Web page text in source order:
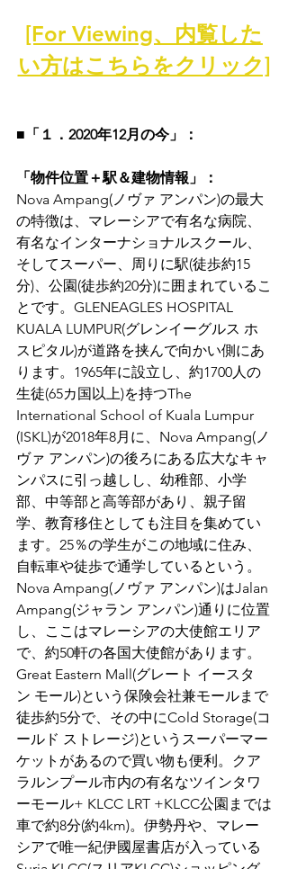
[For Viewing、内覧した
い方はこちらをクリック]
■「１．2020年12月の今」：
「物件位置＋駅＆建物情報」：
Nova Ampang(ノヴァ アンパン)の最大
の特徴は、マレーシアで有名な病院、
有名なインターナショナルスクール、
そしてスーパー、周りに駅(徒歩約15
分)、公園(徒歩約20分)に囲まれているこ
とです。GLENEAGLES HOSPITAL
KUALA LUMPUR(グレンイーグルス ホ
スピタル)が道路を挟んで向かい側にあ
ります。1965年に設立し、約1700人の
生徒(65カ国以上)を持つThe
International School of Kuala Lumpur
(ISKL)が2018年8月に、Nova Ampang(ノ
ヴァ アンパン)の後ろにある広大なキャ
ンパスに引っ越しし、幼稚部、小学
部、中等部と高等部があり、親子留
学、教育移住としても注目を集めてい
ます。25％の学生がこの地域に住み、
自転車や徒歩で通学しているという。
Nova Ampang(ノヴァ アンパン)はJalan
Ampang(ジャラン アンパン)通りに位置
し、ここはマレーシアの大使館エリア
で、約50軒の各国大使館があります。
Great Eastern Mall(グレート イースタ
ン モール)という保険会社兼モールまで
徒歩約5分で、その中にCold Storage(コ
ールド ストレージ)というスーパーマー
ケットがあるので買い物も便利。クア
ラルンプール市内の有名なツインタワ
ーモール+ KLCC LRT +KLCC公園までは
車で約8分(約4km)。伊勢丹や、マレー
シアで唯一紀伊國屋書店が入っている